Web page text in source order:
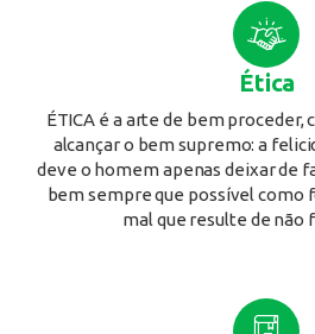
Ética
ÉTICA é a arte de bem proceder,
alcançar o bem supremo: a
deve o homem apenas deixar de
bem sempre que possível como
mal que resulte de não